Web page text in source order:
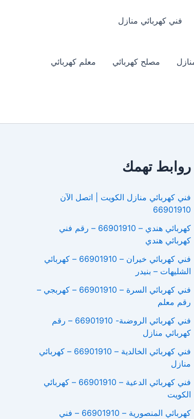
فني كهربائي منازل
مصلح كهربائي معلم كهربائي
روابط تهمك
فني كهربائي منازل الكويت | اتصل الآن
66901910
كهربائي هندي – 66901910 – رقم فني
كهربائي هندي
فني كهربائي خيران – 66901910 – كهربائي
الشليهات – بنيدر
فني كهربائي السرة – 66901910 – كهربجي –
رقم معلم
فني كهربائي الروضىة- 66901910 – رقم
كهربائي منازل
فني كهربائي الخالدية – 66901910 – كهربائي
منازل
فني كهربائي الدعية – 66901910 – كهربائي
الكويت
كهربائي المنصورية – 66901910 – فني